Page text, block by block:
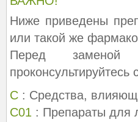
Ниже приведены
или такой же
Перед заменой
проконсультируйтесь
C : Средства,
C01 : Препараты для